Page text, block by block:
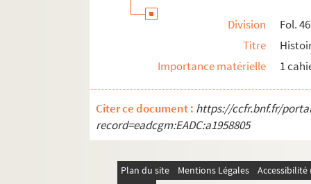
Division
Fol.
Titre
Importance matérielle
1
Citer ce document : https://ccfr.bnf.fr/
record=eadcgm:EADC:a1958805
Plan du site Mentions Légales